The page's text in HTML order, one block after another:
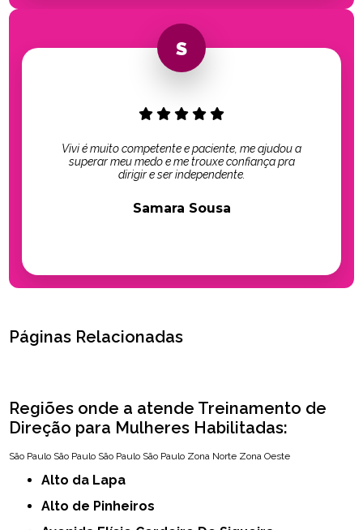
Vivi é muito competente e paciente, me ajudou a
superar meu medo e me trouxe confiança pra
dirigir e ser independente.
Samara Sousa
Páginas Relacionadas
Regiões onde a atende Treinamento de
Direção para Mulheres Habilitadas:
São Paulo São Paulo São Paulo São Paulo Zona Norte Zona Oeste
Alto da Lapa
Alto de Pinheiros